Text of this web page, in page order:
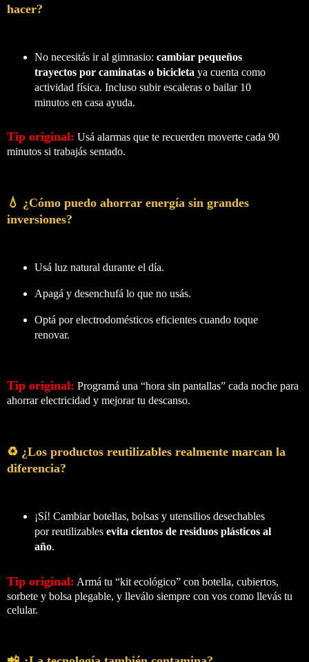
hacer?
No necesitás ir al gimnasio: cambiar pequeños
trayectos por caminatas o bicicleta ya cuenta como
actividad física. Incluso subir escaleras o bailar 10
minutos en casa ayuda.
Tip original: Usá alarmas que te recuerden moverte cada 90
minutos si trabajás sentado.
💧 ¿Cómo puedo ahorrar energía sin grandes
inversiones?
Usá luz natural durante el día.
Apagá y desenchufá lo que no usás.
Optá por electrodomésticos eficientes cuando toque
renovar.
Tip original: Programá una “hora sin pantallas” cada noche para
ahorrar electricidad y mejorar tu descanso.
♻️ ¿Los productos reutilizables realmente marcan la
diferencia?
¡Sí! Cambiar botellas, bolsas y utensilios desechables
por reutilizables evita cientos de residuos plásticos al
año.
Tip original: Armá tu “kit ecológico” con botella, cubiertos,
sorbete y bolsa plegable, y lleválo siempre con vos como llevás tu
celular.